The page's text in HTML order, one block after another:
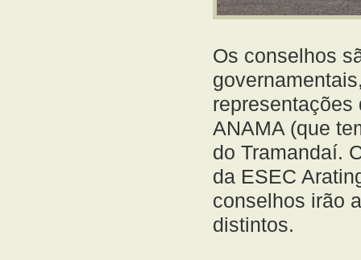
Os conselhos
ANAMA (que
do Tramandaí.
da ESEC
conselhos irão
distintos.